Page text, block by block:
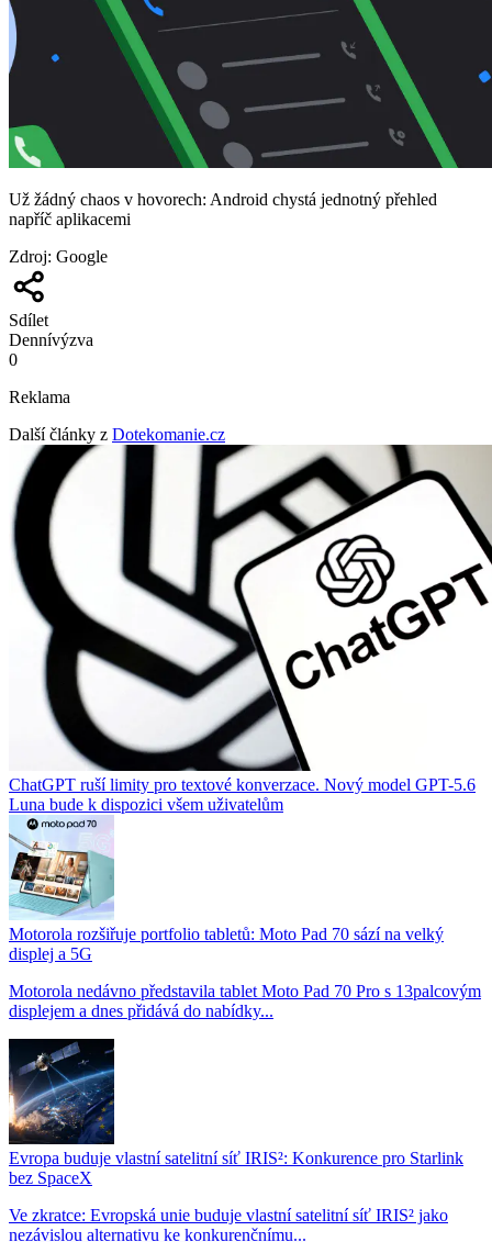
Už žádný chaos v hovorech: Android chystá jednotný přehled
napříč aplikacemi
Zdroj: Google
Sdílet
Dennívýzva
0
Reklama
Další články z Dotekomanie.cz
ChatGPT ruší limity pro textové konverzace. Nový model GPT-5.6
Luna bude k dispozici všem uživatelům
Motorola rozšiřuje portfolio tabletů: Moto Pad 70 sází na velký
displej a 5G
Motorola nedávno představila tablet Moto Pad 70 Pro s 13palcovým
displejem a dnes přidává do nabídky...
Evropa buduje vlastní satelitní síť IRIS²: Konkurence pro Starlink
bez SpaceX
Ve zkratce: Evropská unie buduje vlastní satelitní síť IRIS² jako
nezávislou alternativu ke konkurenčnímu...